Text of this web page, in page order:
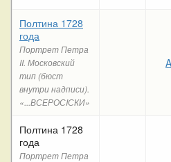
Полтина 1728
года
Портрет Петра
II. Московский
тип (бюст
внутри надписи).
«...ВСЕРОСIСКИ»
Полтина 1728
года
Портрет Петра